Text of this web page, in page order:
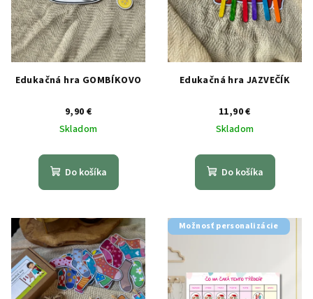
Edukačná hra GOMBÍKOVO
9,90 €
Skladom
Do košíka
Edukačná hra JAZVEČÍK
11,90 €
Skladom
Do košíka
Možnosť personalizácie